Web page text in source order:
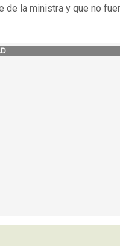
de la ministra y que no